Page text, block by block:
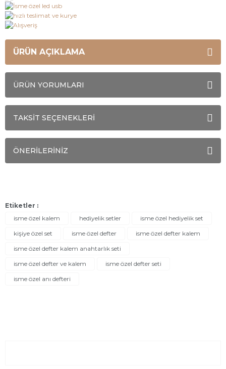
ÜRÜN AÇIKLAMA
ÜRÜN YORUMLARI
TAKSİT SEÇENEKLERİ
ÖNERİLERİNİZ
Etiketler :
isme özel kalem
hediyelik setler
isme özel hediyelik set
kişiye özel set
isme özel defter
isme özel defter kalem
isme özel defter kalem anahtarlık seti
isme özel defter ve kalem
isme özel defter seti
isme özel anı defteri